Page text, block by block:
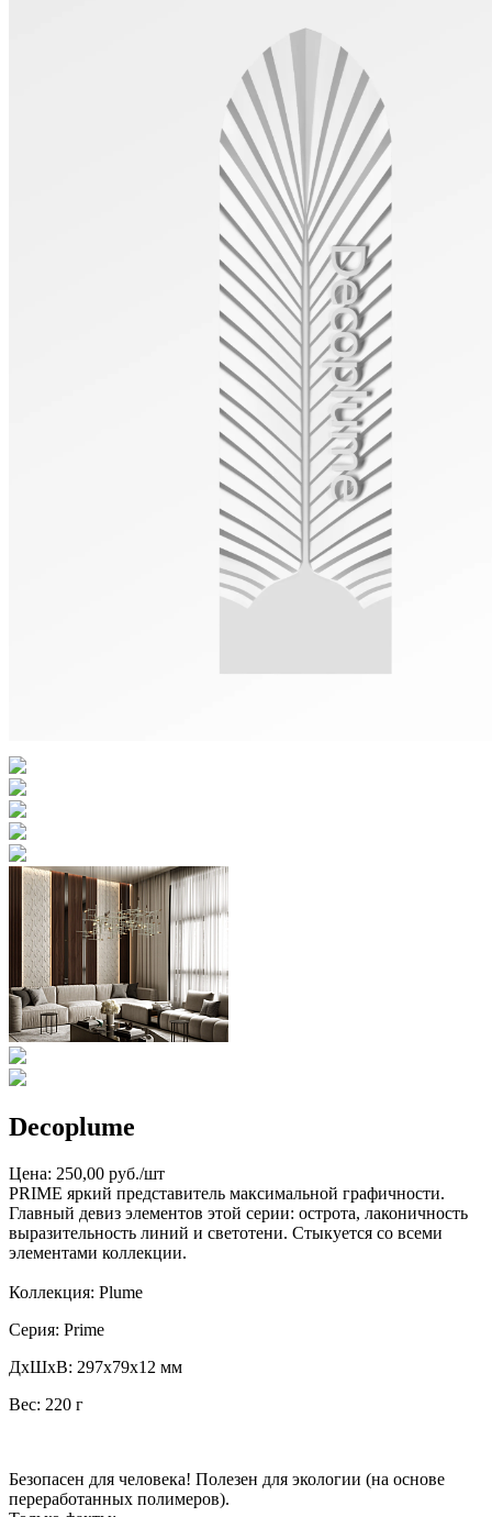
Decoplume
Цена: 250,00 руб./шт
PRIME яркий представитель максимальной графичности.
Главный девиз элементов этой серии: острота, лаконичность
выразительность линий и светотени. Стыкуется со всеми
элементами коллекции.
Коллекция: Plume
Серия: Prime
ДxШxВ: 297x79x12 мм
Вес: 220 г
Безопасен для человека! Полезен для экологии (на основе
переработанных полимеров).